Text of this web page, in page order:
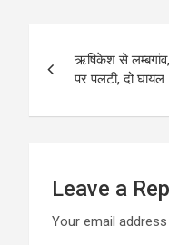
navigation
ऋषिकेश से
पर पलटी, दो घायल
Leave a
Your email